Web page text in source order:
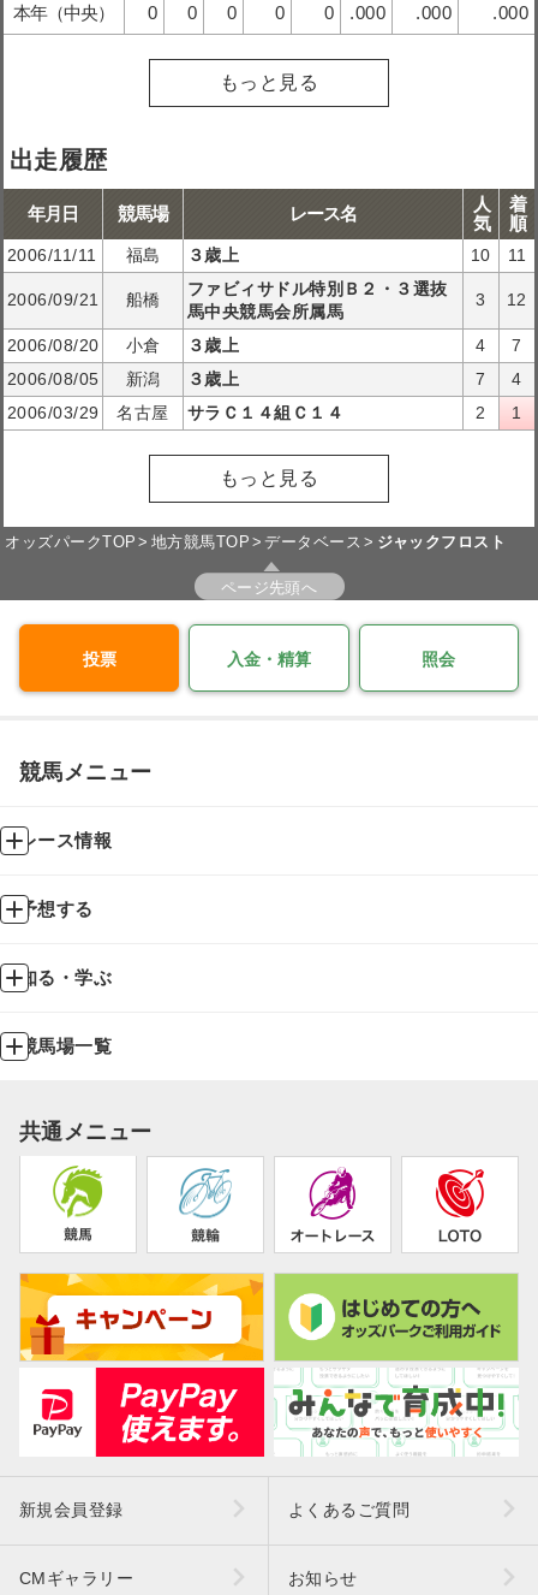
本年（中央） 0 0 0 0 0 .000 .000 .000
もっと見る
出走履歴
年月日 競馬場 レース名
人
気
着
順
2006/11/11 福島 ３歳上 10 11
2006/09/21 船橋
ファビィサドル特別Ｂ２・３選抜
馬中央競馬会所属馬
3 12
2006/08/20 小倉 ３歳上 4
7
2006/08/05
新潟 ３歳上 7
4
2006/03/29
名古屋 サラＣ１４組Ｃ１４ 2 1
もっと見る
オッズパークTOP 地方競馬TOP データベース ジャックフロスト
ページ先頭へ
投票 入金・精算 照会
競馬メニュー
レース情報
予想する
知る・学ぶ
競馬場一覧
共通メニュー
新規会員登録 よくあるご質問
CMギャラリー お知らせ